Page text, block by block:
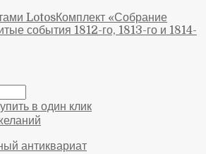
LotosКомплект «Собрание
события 1812-го, 1813-го и 1814-
в один клик
антиквариат